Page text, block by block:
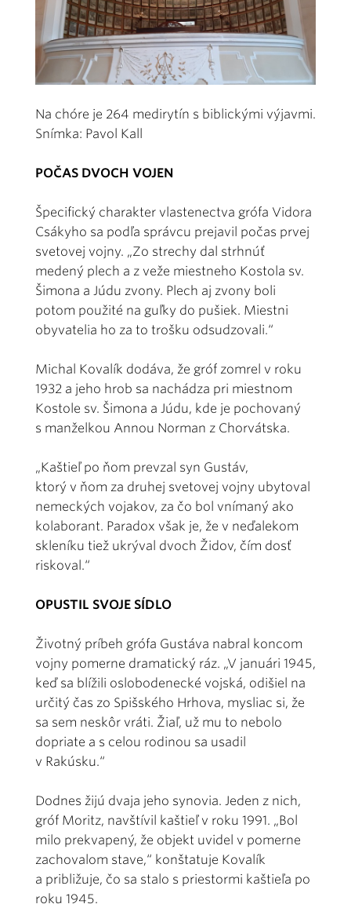
Na chóre je 264 medirytín s biblickými výjavmi.
Snímka: Pavol Kall
POČAS DVOCH VOJEN
Špecifický charakter vlastenectva grófa Vidora
Csákyho sa podľa správcu prejavil počas prvej
svetovej vojny. „Zo strechy dal strhnúť
medený plech a z veže miestneho Kostola sv.
Šimona a Júdu zvony. Plech aj zvony boli
potom použité na guľky do pušiek. Miestni
obyvatelia ho za to trošku odsudzovali.“
Michal Kovalík dodáva, že gróf zomrel v roku
1932 a jeho hrob sa nachádza pri miestnom
Kostole sv. Šimona a Júdu, kde je pochovaný
s manželkou Annou Norman z Chorvátska.
„Kaštieľ po ňom prevzal syn Gustáv,
ktorý v ňom za druhej svetovej vojny ubytoval
nemeckých vojakov, za čo bol vnímaný ako
kolaborant. Paradox však je, že v neďalekom
skleníku tiež ukrýval dvoch Židov, čím dosť
riskoval.“
OPUSTIL SVOJE SÍDLO
Životný príbeh grófa Gustáva nabral koncom
vojny pomerne dramatický ráz. „V januári 1945,
keď sa blížili oslobodenecké vojská, odišiel na
určitý čas zo Spišského Hrhova, mysliac si, že
sa sem neskôr vráti. Žiaľ, už mu to nebolo
dopriate a s celou rodinou sa usadil
v Rakúsku.“
Dodnes žijú dvaja jeho synovia. Jeden z nich,
gróf Moritz, navštívil kaštieľ v roku 1991. „Bol
milo prekvapený, že objekt uvidel v pomerne
zachovalom stave,“ konštatuje Kovalík
a približuje, čo sa stalo s priestormi kaštieľa po
roku 1945.